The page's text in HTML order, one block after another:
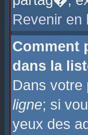
Revenir en
Comment
dans la
Dans
ligne; si
yeux des